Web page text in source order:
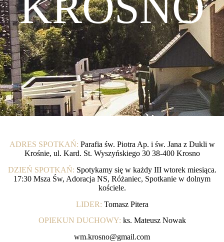
ADRES SPOTKAŃ: Parafia św. Piotra Ap. i św. Jana z Dukli w
Krośnie, ul. Kard. St. Wyszyńskiego 30 38-400 Krosno
DZIEŃ SPOTKAŃ: Spotykamy się w każdy III wtorek miesiąca.
17:30 Msza Św, Adoracja NS, Różaniec, Spotkanie w dolnym
kościele.
LIDER: Tomasz Pitera
OPIEKUN DUCHOWY: ks. Mateusz Nowak
wm.krosno@gmail.com